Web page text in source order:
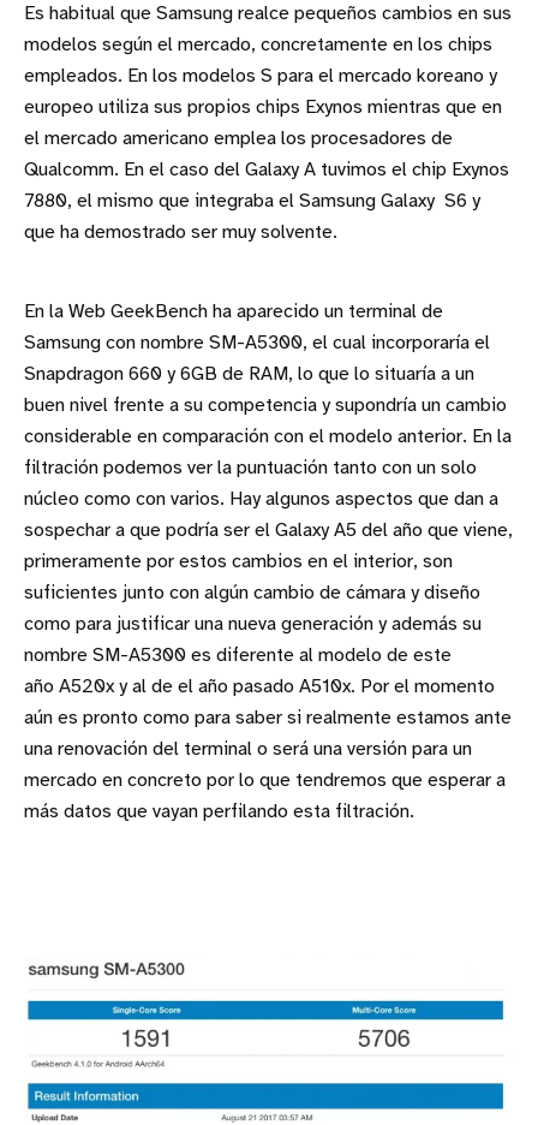
Es habitual que Samsung realce pequeños cambios en sus
modelos según el mercado, concretamente en los chips
empleados. En los modelos S para el mercado koreano y
europeo utiliza sus propios chips Exynos mientras que en
el mercado americano emplea los procesadores de
Qualcomm. En el caso del Galaxy A tuvimos el chip Exynos
7880, el mismo que integraba el Samsung Galaxy S6 y
que ha demostrado ser muy solvente.
En la Web GeekBench ha aparecido un terminal de
Samsung con nombre SM-A5300, el cual incorporaría el
Snapdragon 660 y 6GB de RAM, lo que lo situaría a un
buen nivel frente a su competencia y supondría un cambio
considerable en comparación con el modelo anterior. En la
filtración podemos ver la puntuación tanto con un solo
núcleo como con varios. Hay algunos aspectos que dan a
sospechar a que podría ser el Galaxy A5 del año que viene,
primeramente por estos cambios en el interior, son
suficientes junto con algún cambio de cámara y diseño
como para justificar una nueva generación y además su
nombre SM-A5300 es diferente al modelo de este
año A520x y al de el año pasado A510x. Por el momento
aún es pronto como para saber si realmente estamos ante
una renovación del terminal o será una versión para un
mercado en concreto por lo que tendremos que esperar a
más datos que vayan perfilando esta filtración.